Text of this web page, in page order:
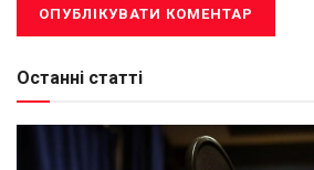
Останні статті